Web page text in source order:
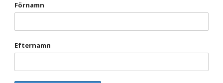
Förnamn
Efternamn